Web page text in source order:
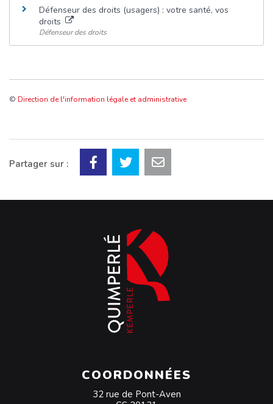
Défenseur des droits (usagers) : votre santé, vos
droits
Défenseur des droits
© Direction de l'information légale et administrative
Partager sur :
COORDONNÉES
32 rue de Pont-Aven